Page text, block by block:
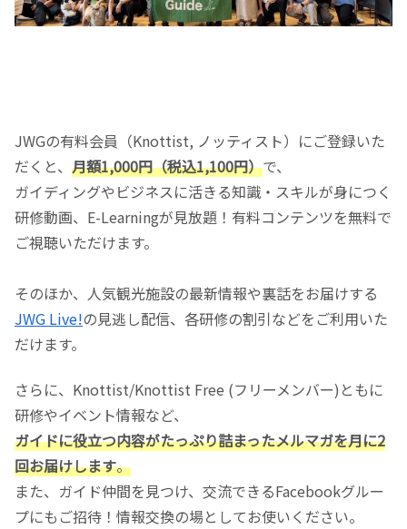
JWGの有料会員（Knottist, ノッティスト）にご登録いた
だくと、 月額1,000円（税込1,100円）で、
ガイディングやビジネスに活きる知識・スキルが身につく
研修動画、E-Learningが見放題！有料コンテンツを無料で
ご視聴いただけます。
そのほか、人気観光施設の最新情報や裏話をお届けする
JWG Live!の見逃し配信、各研修の割引などをご利用いた
だけます。
さらに、Knottist/Knottist Free (フリーメンバー)ともに
研修やイベント情報など、
ガイドに役立つ内容がたっぷり詰まったメルマガを月に2
回お届けします。
また、ガイド仲間を見つけ、交流できるFacebookグルー
プにもご招待！情報交換の場としてお使いください。